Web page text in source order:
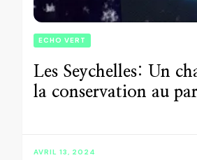
ECHO VERT
Les Seychelles: Un
la conservation au
AVRIL 13, 2024